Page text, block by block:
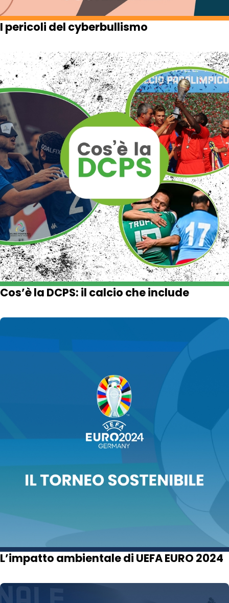
I pericoli del cyberbullismo
Cos’è la DCPS: il calcio che include
L’impatto ambientale di UEFA EURO 2024